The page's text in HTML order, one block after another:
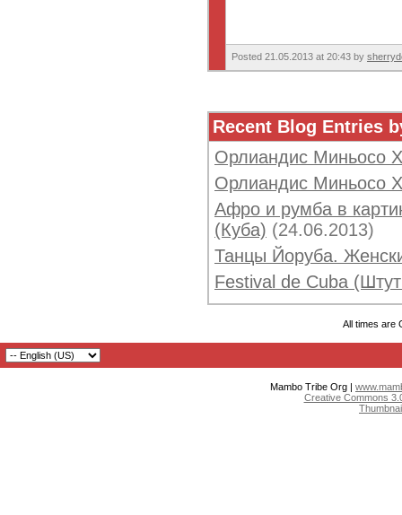
Posted 21.05.2013 at 20:43 by
Recent Blog Entries
Орлиандис Миньосо
Орлиандис Миньосо
Афро и румба в
(Куба) (24.06.2013)
Танцы Йоруба.
Festival de Cuba
All times are
Mambo Tribe Org |
Creative Commons